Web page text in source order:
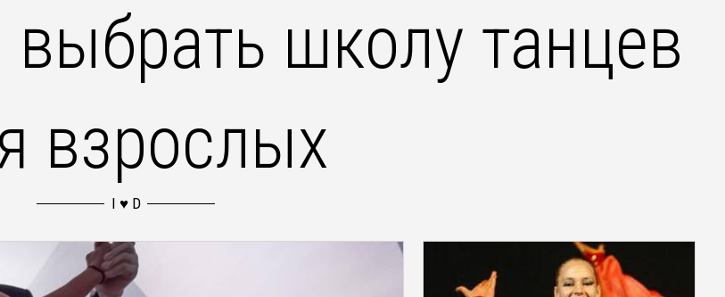
школу танцев
взрослых